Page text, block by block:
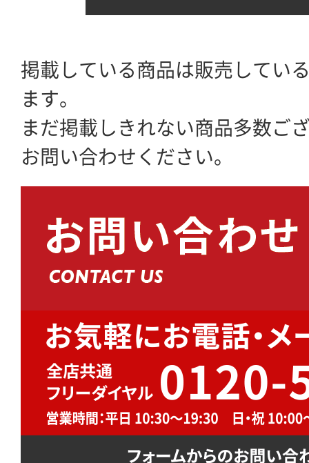
掲載している商品は販売してい
ます。
まだ掲載しきれない商品多数ご
お問い合わせください。